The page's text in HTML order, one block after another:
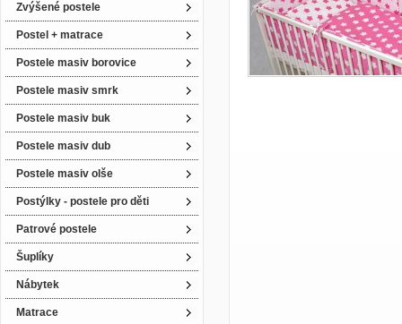
Zvýšené postele
Postel + matrace
Postele masiv borovice
Postele masiv smrk
Postele masiv buk
Postele masiv dub
Postele masiv olše
Postýlky - postele pro děti
Patrové postele
Šuplíky
Nábytek
Matrace